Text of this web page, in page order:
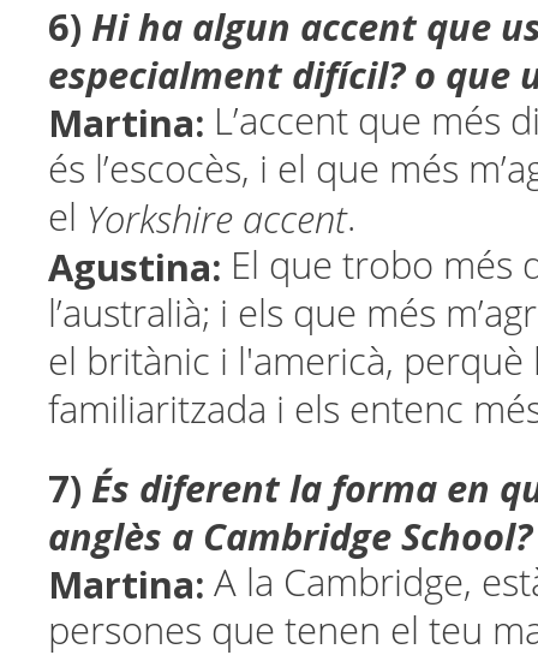
6) Hi ha algun accent que
especialment difícil? o que
Martina: L’accent que més
és l’escocès, i el que més
el Yorkshire accent.
Agustina: El que trobo més
l’australià; i els que més
el britànic i l'americà, perquè
familiaritzada i els entenc
7) És diferent la forma en
anglès a Cambridge School?
Martina: A la Cambridge,
persones que tenen el teu